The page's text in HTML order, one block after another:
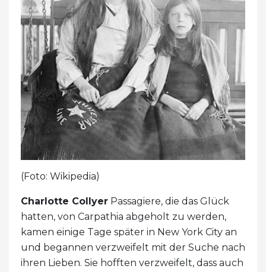
(Foto: Wikipedia)
Charlotte Collyer Passagiere, die das Glück
hatten, von Carpathia abgeholt zu werden,
kamen einige Tage später in New York City an
und begannen verzweifelt mit der Suche nach
ihren Lieben. Sie hofften verzweifelt, dass auch